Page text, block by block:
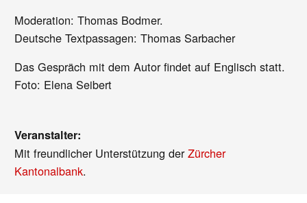
Moderation: Thomas Bodmer.
Deutsche Textpassagen: Thomas Sarbacher
Das Gespräch mit dem Autor findet auf Englisch statt.
Foto: Elena Seibert
Veranstalter:
Mit freundlicher Unterstützung derZürcher
Kantonalbank.